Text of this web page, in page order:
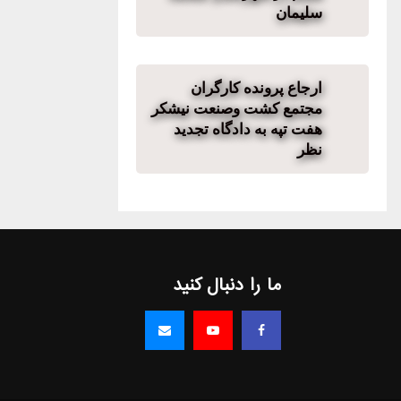
سلیمان
ارجاع پرونده کارگران
مجتمع کشت وصنعت نیشکر
هفت تپه به دادگاه تجدید
نظر
ما را دنبال کنید